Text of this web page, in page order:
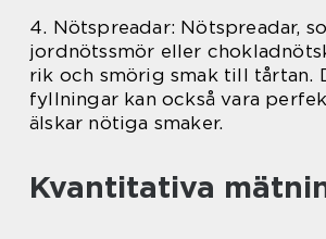
4. Nötspreadar: Nötspreadar,
jordnötssmör eller
rik och smörig smak till tårtan.
fyllningar kan också vara
älskar nötiga smaker.
Kvantitativa